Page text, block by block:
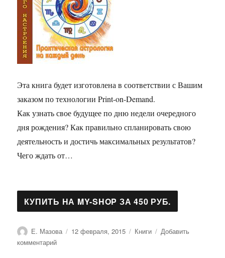
Эта книга будет изготовлена в соответствии с Вашим
заказом по технологии Print-on-Demand.
Как узнать свое будущее по дню недели очередного
дня рождения? Как правильно спланировать свою
деятельность и достичь максимальных результатов?
Чего ждать от…
Автор
Е. Мазова Опубликовано
12 февраля, 2015 Рубрики
Книги
Добавить
комментарийк